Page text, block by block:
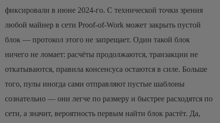
фиксировали в июне 2024-го. С технической точки зрения
любой майнер в сети Proof-of-Work может закрыть пустой
блок — протокол этого не запрещает. Один такой блок
ничего не ломает: расчёты продолжаются, транзакции не
откатываются, правила консенсуса остаются в силе. Больше
того, пулы иногда сами отправляют пустые шаблоны
сознательно — они легче по размеру и быстрее расходятся по
сети, а значит, вероятность первым найти блок растёт. Да,